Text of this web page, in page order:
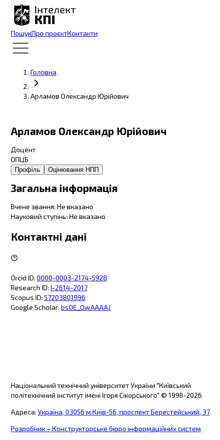
ПошукПро проєктКонтакти
Головна
Арламов Олександр Юрійович
Арламов Олександр Юрійович
Доцент
ОПЦБ
Профіль Оцінювання НПП
Загальна інформація
Вчене звання: Не вказано
Науковий ступінь: Не вказано
Контактні дані
Orcid ID: 0000-0003-2174-5928
Research ID: I-2614-2017
Scopus ID: 57203801996
Google Scholar: bsOE_OwAAAAJ
Національний технічний університет України "Київський
політехнічний інститут імені Ігоря Сікорського" © 1998-2026
Адреса: Україна, 03056 м.Київ-56, проспект Берестейський, 37
Розробник – Конструкторське бюро інформаційних систем